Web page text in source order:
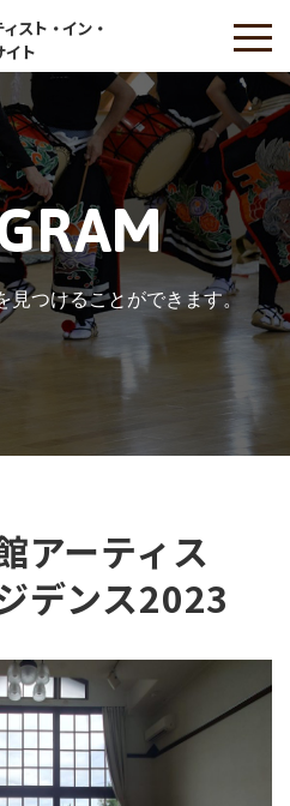
スト・イン・
イト
見つけることができます。
アーティス
デンス2023